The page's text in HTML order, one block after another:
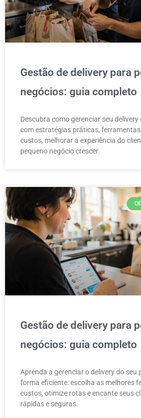
Gestão de delivery para
negócios: guia completo
Descubra como gerenciar seu
com estratégias práticas,
custos, melhorar a experiência do
pequeno negócio crescer.
Gestão de delivery para
negócios: guia completo
Aprenda a gerenciar o delivery do seu
forma eficiente: escolha as melhores
custos, otimize rotas e encante seus
rápidas e seguras.